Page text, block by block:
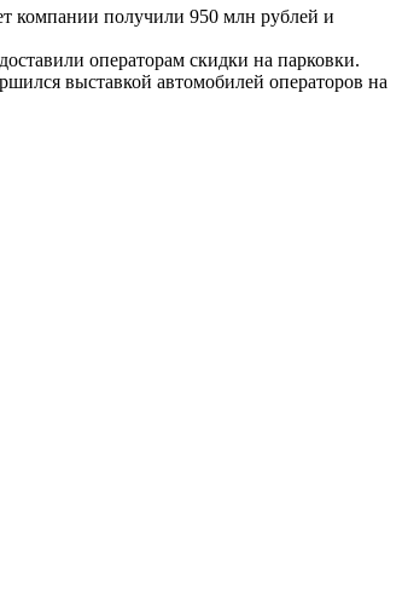
компании получили 950 млн рублей и
операторам скидки на парковки.
выставкой автомобилей операторов на